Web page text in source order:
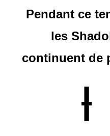
Pendant ce
les
continuent de
|